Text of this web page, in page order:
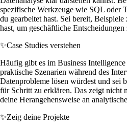
spezifische Werkzeuge wie SQL oder
du gearbeitet hast. Sei bereit,
hast, um geschäftliche Entscheidungen
✨Case Studies verstehen
Häufig gibt es im Business
praktische Szenarien während des
Datenprobleme lösen würdest und sei
für Schritt zu erklären. Das zeigt nicht
deine Herangehensweise an
✨Zeig deine Projekte